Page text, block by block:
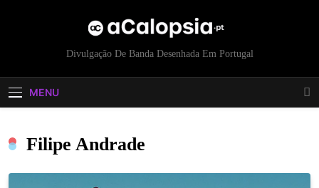
acalopsia
Divulgação De Banda Desenhada Em Portugal
MENU
Filipe Andrade